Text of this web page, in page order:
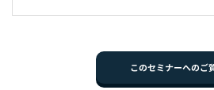
このセミナーへのご